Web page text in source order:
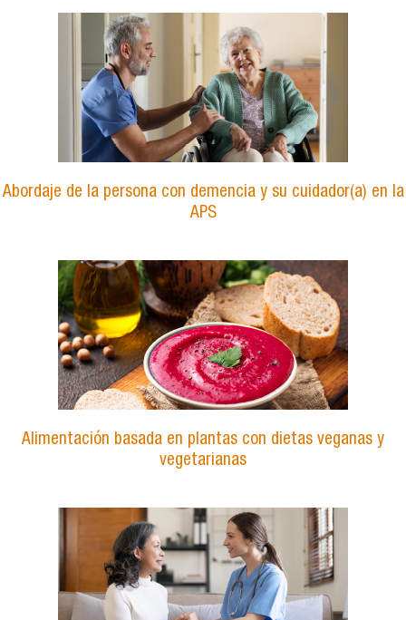
Abordaje de la persona con demencia y su cuidador(a) en la
APS
Alimentación basada en plantas con dietas veganas y
vegetarianas